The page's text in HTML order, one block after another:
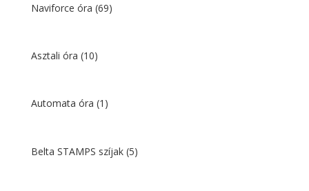
Naviforce óra (69)
Asztali óra (10)
Automata óra (1)
Belta STAMPS szíjak (5)